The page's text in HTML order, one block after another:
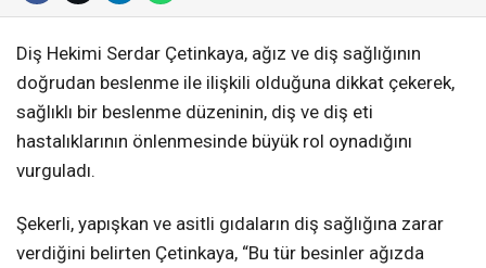
Diş Hekimi Serdar Çetinkaya, ağız ve diş sağlığının
doğrudan beslenme ile ilişkili olduğuna dikkat çekerek,
sağlıklı bir beslenme düzeninin, diş ve diş eti
hastalıklarının önlenmesinde büyük rol oynadığını
vurguladı.
Şekerli, yapışkan ve asitli gıdaların diş sağlığına zarar
verdiğini belirten Çetinkaya, “Bu tür besinler ağızda